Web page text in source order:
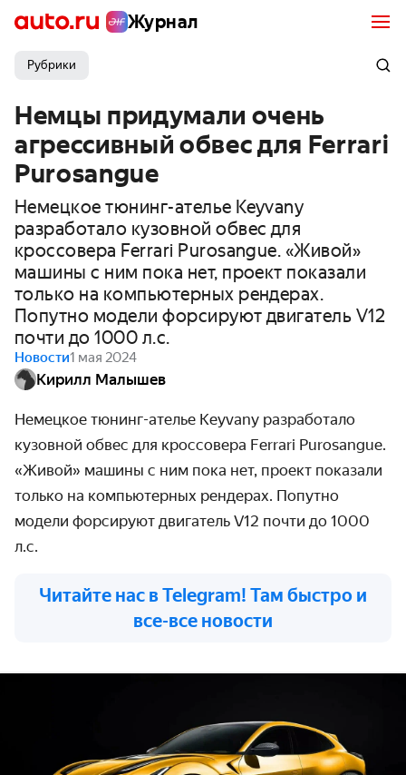
Журнал
Рубрики
Немцы придумали очень
агрессивный обвес для Ferrari
Purosangue
Немецкое тюнинг-ателье Keyvany
разработало кузовной обвес для
кроссовера Ferrari Purosangue. «Живой»
машины с ним пока нет, проект показали
только на компьютерных рендерах.
Попутно модели форсируют двигатель V12
почти до 1000 л.с.
Новости1 мая 2024
Кирилл Малышев
Немецкое тюнинг-ателье Keyvany разработало
кузовной обвес для кроссовера Ferrari Purosangue.
«Живой» машины с ним пока нет, проект показали
только на компьютерных рендерах. Попутно
модели форсируют двигатель V12 почти до 1000
л.с.
Читайте нас в Telegram! Там быстро и
все-все новости